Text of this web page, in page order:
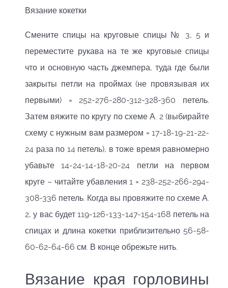
Вязание кокетки
Смените спицы на круговые спицы № 3, 5 и
переместите рукава на те же круговые спицы
что и основную часть джемпера, туда где были
закрыты петли на проймах (не провязывая их
первыми) = 252-276-280-312-328-360 петель.
Затем вяжите по кругу по схеме А. 2 (выбирайте
схему с нужным вам размером = 17-18-19-21-22-
24 раза по 14 петель), в тоже время равномерно
убавьте 14-24-14-18-20-24 петли на первом
круге – читайте убавления 1 = 238-252-266-294-
308-336 петель. Когда вы провяжите по схеме А.
2, у вас будет 119-126-133-147-154-168 петель на
спицах и длина кокетки приблизительно 56-58-
60-62-64-66 см. В конце обрежьте нить.
Вязание края горловины